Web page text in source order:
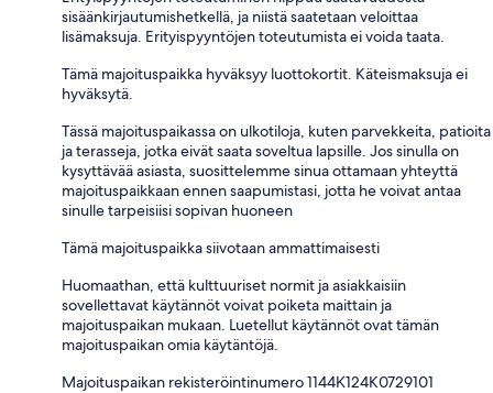
sisäänkirjautumishetkellä, ja niistä saatetaan veloittaa
lisämaksuja. Erityispyyntöjen toteutumista ei voida taata.
Tämä majoituspaikka hyväksyy luottokortit. Käteismaksuja ei
hyväksytä.
Tässä majoituspaikassa on ulkotiloja, kuten parvekkeita, patioita
ja terasseja, jotka eivät saata soveltua lapsille. Jos sinulla on
kysyttävää asiasta, suosittelemme sinua ottamaan yhteyttä
majoituspaikkaan ennen saapumistasi, jotta he voivat antaa
sinulle tarpeisiisi sopivan huoneen
Tämä majoituspaikka siivotaan ammattimaisesti
Huomaathan, että kulttuuriset normit ja asiakkaisiin
sovellettavat käytännöt voivat poiketa maittain ja
majoituspaikan mukaan. Luetellut käytännöt ovat tämän
majoituspaikan omia käytäntöjä.
Majoituspaikan rekisteröintinumero 1144Κ124K0729101